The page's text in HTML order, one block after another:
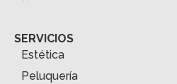
SERVICIOS
Estética
Peluquería